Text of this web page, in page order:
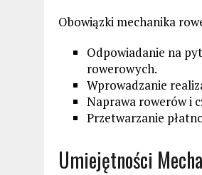
Obowiązki mechanika
Odpowiadanie na
rowerowych.
Wprowadzanie
Naprawa rowerów i
Przetwarzanie
Umiejętności